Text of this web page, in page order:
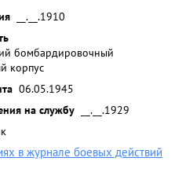
__.__.1910
бомбардировочный
корпус
06.05.1945
на службу
__.__.1929
в журнале боевых действий